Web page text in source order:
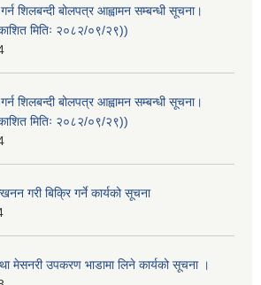
शिलबन्दी बोलपत्र आह्वामन सम्बन्धी सूचना।
मितिः २०८२/०९/२९))
शिलबन्दी बोलपत्र आह्वामन सम्बन्धी सूचना।
मितिः २०८२/०९/२९))
गरी बिक्रि गर्ने कार्यको सूचना
मेसनरी उपकरण भाडामा लिने कार्यको सूचना ।